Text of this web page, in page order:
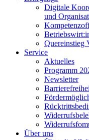
Digitale
und
Quereinstieg
Service
Aktuelles
Programm
Newsletter
Über uns